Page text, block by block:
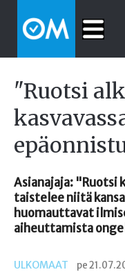
"Ruotsi
Asianajaja:
taistelee niitä
huomauttavat
aiheuttamista
ULKOMAAT pe